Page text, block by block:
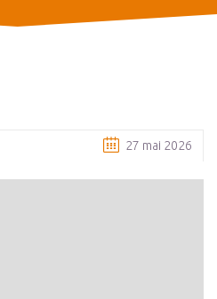
27 mai 2026